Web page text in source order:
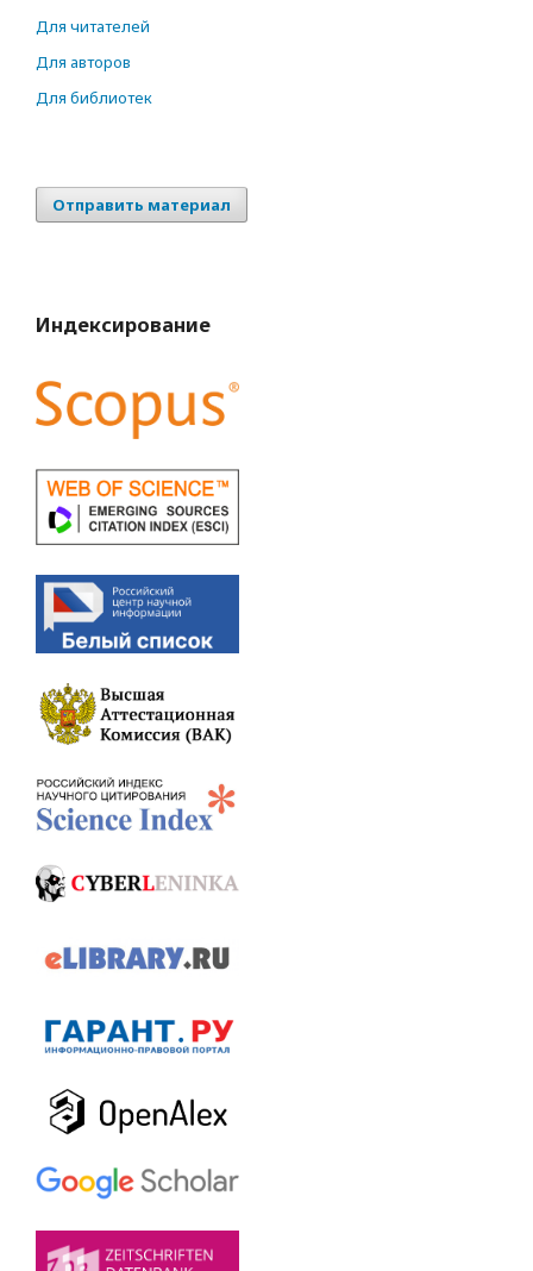
Для читателей
Для авторов
Для библиотек
Отправить материал
Индексирование